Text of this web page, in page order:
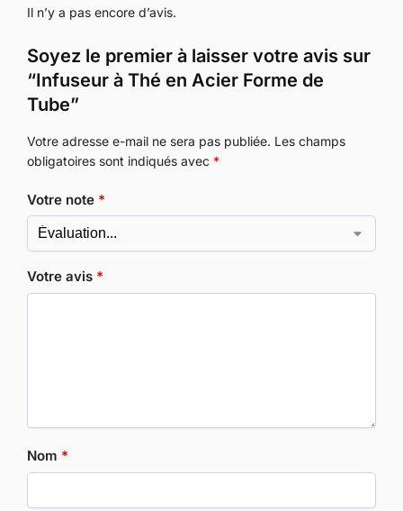
Il n’y a pas encore d’avis.
Soyez le premier à laisser votre avis sur
“Infuseur à Thé en Acier Forme de
Tube”
Votre adresse e-mail ne sera pas publiée. Les champs
obligatoires sont indiqués avec *
Votre note *
Votre avis *
Nom *